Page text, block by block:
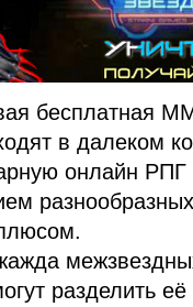
бесплатная
в далеком
онлайн РПГ
разделить